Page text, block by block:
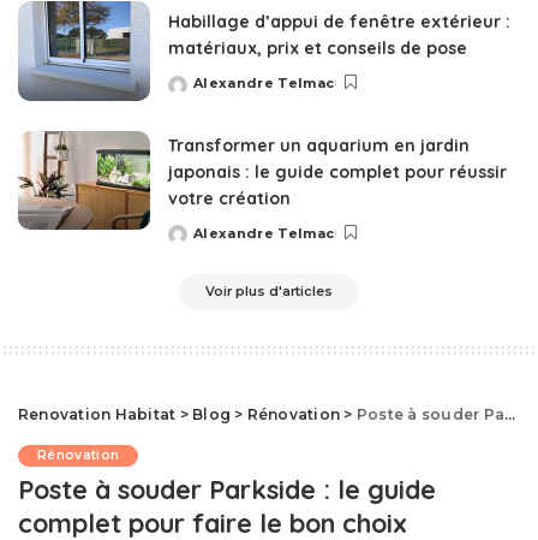
Habillage d’appui de fenêtre extérieur :
matériaux, prix et conseils de pose
Posted
Alexandre Telmac
Transformer un aquarium en jardin
japonais : le guide complet pour réussir
votre création
Posted
Alexandre Telmac
Voir plus d'articles
Renovation Habitat > Blog > Rénovation > Poste à souder Parkside : le guide complet pour faire le bon choix
Rénovation
Poste à souder Parkside : le guide
complet pour faire le bon choix